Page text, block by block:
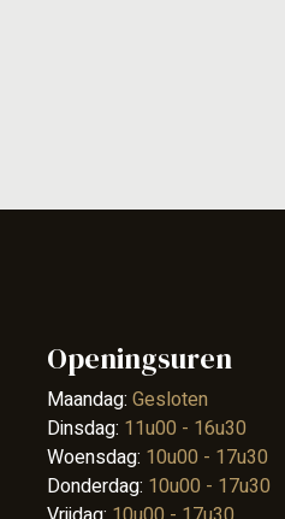
Openingsuren
Maandag: Gesloten
Dinsdag: 11u00 - 16u30
Woensdag: 10u00 - 17u30
Donderdag: 10u00 - 17u30